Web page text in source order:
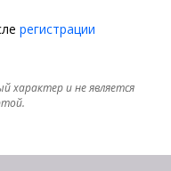
регистрации
характер и не является